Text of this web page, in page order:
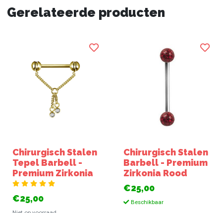
Gerelateerde producten
Chirurgisch Stalen
Tepel Barbell -
Premium Zirkonia
€25,00
Chirurgisch Stalen
Barbell - Premium
Zirkonia Rood
€25,00
Beschikbaar